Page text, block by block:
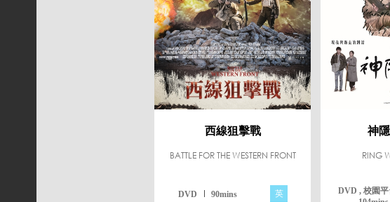
西線狙擊戰
BATTLE FOR THE WESTERN FRONT
DVD 90mins 英
神
RING
DVD , 校園平